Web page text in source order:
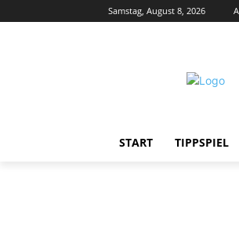
Samstag, August 8, 2026
START TIPPSPIEL